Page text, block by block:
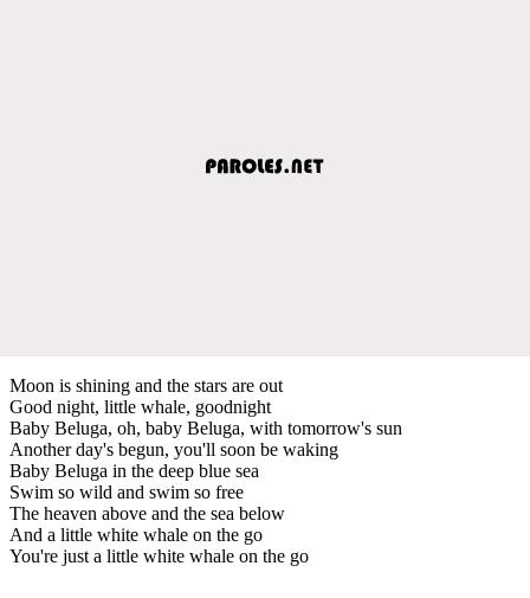
Moon is shining and the stars are out
Good night, little whale, goodnight
Baby Beluga, oh, baby Beluga, with tomorrow's sun
Another day's begun, you'll soon be waking
Baby Beluga in the deep blue sea
Swim so wild and swim so free
The heaven above and the sea below
And a little white whale on the go
You're just a little white whale on the go